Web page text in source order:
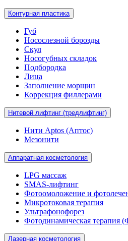
Контурная пластика
Губ
Носослезной борозды
Скул
Носогубных складок
Подбородка
Лица
Заполнение морщин
Коррекция филлерами
Нитевой лифтинг (тредлифтинг)
Нити Aptos (Аптос)
Мезонити
Аппаратная косметология
LPG массаж
SMAS-лифтинг
Фотоомоложение и
Микротоковая терапия
Ультрафонофорез
Фотодинамическая терапия
Лазерная косметология